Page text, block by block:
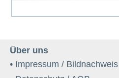
Über uns
• Impressum / Bildnachweis